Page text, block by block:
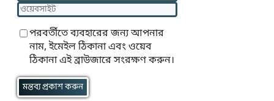
ওয়েবসাইট
পরবর্তীতে ব্যবহারের জন্য আপনার
নাম, ইমেইল ঠিকানা এবং ওয়েব
ঠিকানা এই ব্রাউজারে সংরক্ষণ করুন।